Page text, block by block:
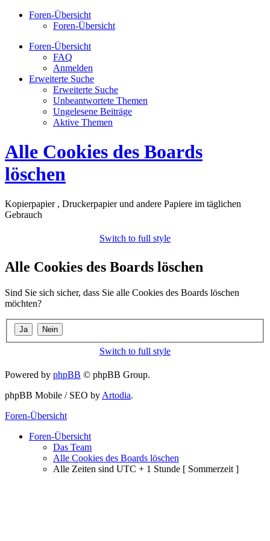
Foren-Übersicht
Foren-Übersicht
Foren-Übersicht
FAQ
Anmelden
Erweiterte Suche
Erweiterte Suche
Unbeantwortete Themen
Ungelesene Beiträge
Aktive Themen
Alle Cookies des Boards
löschen
Kopierpapier , Druckerpapier und andere Papiere im täglichen
Gebrauch
Switch to full style
Alle Cookies des Boards löschen
Sind Sie sich sicher, dass Sie alle Cookies des Boards löschen
möchten?
Switch to full style
Powered by phpBB © phpBB Group.
phpBB Mobile / SEO by Artodia.
Foren-Übersicht
Foren-Übersicht
Das Team
Alle Cookies des Boards löschen
Alle Zeiten sind UTC + 1 Stunde [ Sommerzeit ]